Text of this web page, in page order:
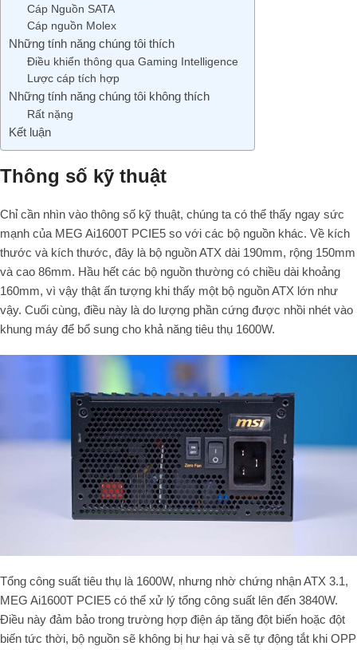
Cáp Nguồn SATA
Cáp nguồn Molex
Những tính năng chúng tôi thích
Điều khiển thông qua Gaming Intelligence
Lược cáp tích hợp
Những tính năng chúng tôi không thích
Rất nặng
Kết luận
Thông số kỹ thuật
Chỉ cần nhìn vào thông số kỹ thuật, chúng ta có thể thấy ngay sức
mạnh của MEG Ai1600T PCIE5 so với các bộ nguồn khác. Về kích
thước và kích thước, đây là bộ nguồn ATX dài 190mm, rộng 150mm
và cao 86mm. Hầu hết các bộ nguồn thường có chiều dài khoảng
160mm, vì vậy thật ấn tượng khi thấy một bộ nguồn ATX lớn như
vậy. Cuối cùng, điều này là do lượng phần cứng được nhồi nhét vào
khung máy để bổ sung cho khả năng tiêu thụ 1600W.
Tổng công suất tiêu thụ là 1600W, nhưng nhờ chứng nhận ATX 3.1,
MEG Ai1600T PCIE5 có thể xử lý tổng công suất lên đến 3840W.
Điều này đảm bảo trong trường hợp điện áp tăng đột biến hoặc đột
biến tức thời, bộ nguồn sẽ không bị hư hại và sẽ tự động tắt khi OPP